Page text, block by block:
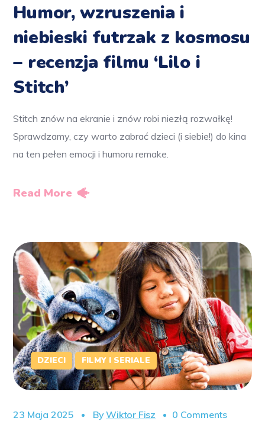
Humor, wzruszenia i
niebieski futrzak z kosmosu
– recenzja filmu ‘Lilo i
Stitch’
Stitch znów na ekranie i znów robi niezłą rozwałkę!
Sprawdzamy, czy warto zabrać dzieci (i siebie!) do kina
na ten pełen emocji i humoru remake.
Read More
DZIECI FILMY I SERIALE
23 Maja 2025 ByWiktor Fisz 0 Comments